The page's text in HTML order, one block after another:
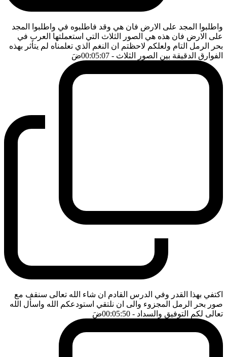
واطلبوا المجد على الارض فان هي وقد فاطلبوه في واطلبوا المجد
على الارض فان هذه هي الصور الثلاث التي استعملتها العرب في
بحر الرمل التام ولعلكم لاحظتم ان النغم الذي تعلمناه لم يتأثر بهذه
الفوارق الدقيقة بين الصور الثلاث - 00:05:07 ضَ
اكتفي بهذا القدر وفي الدرس القادم ان شاء الله تعالى سنقف مع
صور بحر الرمل المجزوء والى ان نلتقي استودعكم الله واسأل الله
تعالى لكم التوفيق والسداد - 00:05:50 ضَ